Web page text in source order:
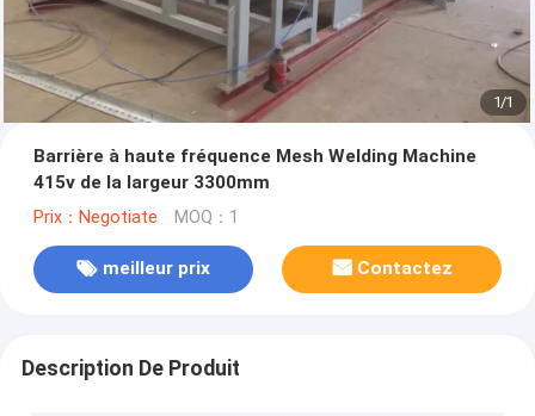
1/1
Barrière à haute fréquence Mesh Welding Machine
415v de la largeur 3300mm
Prix：Negotiate MOQ：1
meilleur prix Contactez
Description De Produit